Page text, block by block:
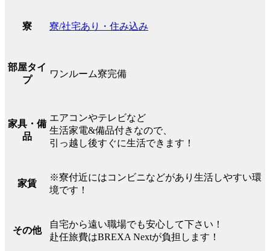
寮 寮/社宅あり・住み込み
部屋タイ
プ
ワンルーム寮完備
家具・備
品
エアコンやテレビなど
生活家電&備品付きなので、
引っ越し後すぐに生活できます！
家賃
※寮付近にはコンビニなどがあり生活しやすい環
境です！
その他
自宅から遠い職場でも安心して下さい！
赴任旅費はBREXA Nextが負担します！